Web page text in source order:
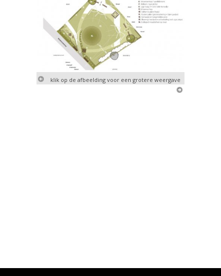
klik op de afbeelding voor een grotere weergave